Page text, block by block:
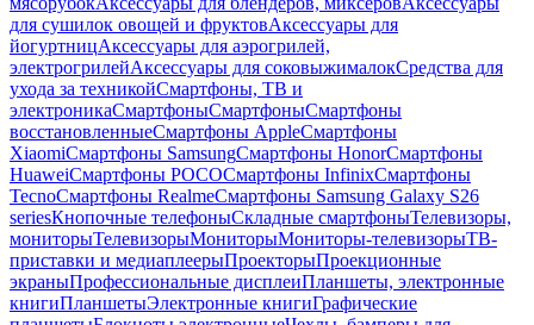
для сушилок овощей и фруктовАксессуары для
йогуртницАксессуары для аэрогрилей,
электрогрилейАксессуары для соковыжималокСредства для
ухода за техникойСмартфоны, ТВ и
электроникаСмартфоныСмартфоныСмартфоны
восстановленныеСмартфоны AppleСмартфоны
XiaomiСмартфоны SamsungСмартфоны HonorСмартфоны
HuaweiСмартфоны POCOСмартфоны InfinixСмартфоны
TecnoСмартфоны RealmeСмартфоны Samsung Galaxy S26
seriesКнопочные телефоныСкладные смартфоныТелевизоры,
мониторыТелевизорыМониторыМониторы-телевизорыТВ-
приставки и медиаплеерыПроекторыПроекционные
экраныПрофессиональные дисплеиПланшеты, электронные
книгиПланшетыЭлектронные книгиГрафические